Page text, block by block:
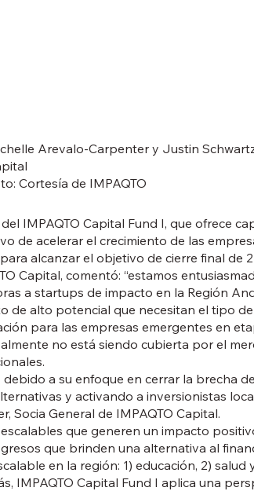
Arevalo-Carpenter y Justin
Cortesía de IMPAQTO
IMPAQTO Capital Fund I, que ofrece
de acelerar el crecimiento de las
alcanzar el objetivo de cierre final de
Capital, comentó: “estamos
a startups de impacto en la Región
de alto potencial que necesitan el tipo
para las empresas emergentes en
no está siendo cubierta por el
a su enfoque en cerrar la brecha
y activando a inversionistas
Socia General de IMPAQTO Capital.
que generen un impacto
que brinden una alternativa al
en la región: 1) educación, 2)
IMPAQTO Capital Fund I aplica una